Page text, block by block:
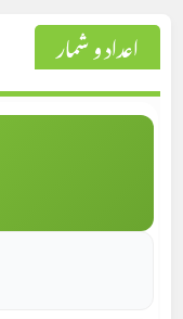
اعداد و شمار